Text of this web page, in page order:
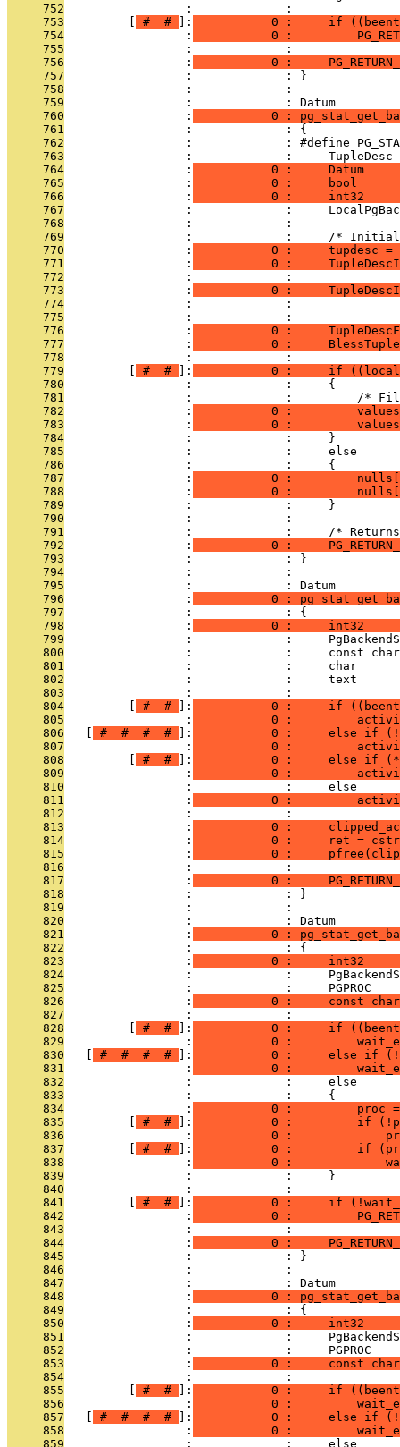
     752
                 :             :
     753
# # ]:
0 :     if
     754
                 :
0 :
     755
                 :             :
     756
                 :
0 :
     757
                 :             : }
     758
                 :             :
     759
                 :             : Datum
     760
                 :
0 :
     761
                 :             : {
     762
:             : #define
     763
:             :     TupleDesc
     764
                 :
0 :     Datum
     765
                 :
0 :     bool
     766
                 :
0 :     int32
     767
:             :
     768
                 :             :
     769
:             :     /*
     770
                 :
0 :     tupdesc =
     771
                 :
0 :
     772
:             :
     773
                 :
0 :
     774
:             :
     775
                 :             :
     776
                 :
0 :
     777
                 :
0 :
     778
                 :             :
     779
# # ]:
0 :     if
     780
                 :             :     {
     781
:             :         /*
     782
                 :
0 :
     783
                 :
0 :
     784
                 :             :     }
     785
                 :             :     else
     786
                 :             :     {
     787
                 :
0 :
     788
                 :
0 :
     789
                 :             :     }
     790
                 :             :
     791
:             :     /*
     792
                 :
0 :
     793
                 :             : }
     794
                 :             :
     795
                 :             : Datum
     796
                 :
0 :
     797
                 :             : {
     798
                 :
0 :     int32
     799
:             :
     800
:             :     const
     801
:             :     char
     802
:             :     text
     803
                 :             :
     804
# # ]:
0 :     if
     805
                 :
0 :
     806
# # # # ]:
0 :     else if
     807
                 :
0 :
     808
# # ]:
0 :     else if
     809
                 :
0 :
     810
                 :             :     else
     811
                 :
0 :
     812
                 :             :
     813
                 :
0 :
     814
                 :
0 :     ret =
     815
                 :
0 :
     816
                 :             :
     817
                 :
0 :
     818
                 :             : }
     819
                 :             :
     820
                 :             : Datum
     821
                 :
0 :
     822
                 :             : {
     823
                 :
0 :     int32
     824
:             :
     825
:             :     PGPROC
     826
                 :
0 :     const
     827
                 :             :
     828
# # ]:
0 :     if
     829
                 :
0 :
     830
# # # # ]:
0 :     else if
     831
                 :
0 :
     832
                 :             :     else
     833
                 :             :     {
     834
                 :
0 :         proc
     835
# # ]:
0 :         if
     836
                 :
0 :
     837
# # ]:
0 :         if
     838
                 :
0 :
     839
                 :             :     }
     840
                 :             :
     841
# # ]:
0 :     if
     842
                 :
0 :
     843
                 :             :
     844
                 :
0 :
     845
                 :             : }
     846
                 :             :
     847
                 :             : Datum
     848
                 :
0 :
     849
                 :             : {
     850
                 :
0 :     int32
     851
:             :
     852
:             :     PGPROC
     853
                 :
0 :     const
     854
                 :             :
     855
# # ]:
0 :     if
     856
                 :
0 :
     857
# # # # ]:
0 :     else if
     858
                 :
0 :
     859
                 :             :     else